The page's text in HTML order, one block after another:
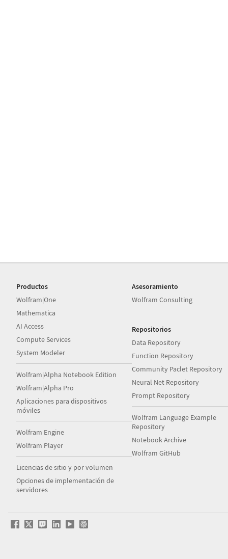
Productos
Wolfram|One
Mathematica
AI Access
Compute Services
System Modeler
Wolfram|Alpha Notebook Edition
Wolfram|Alpha Pro
Aplicaciones para dispositivos
móviles
Wolfram Engine
Wolfram Player
Licencias de sitio y por volumen
Opciones de implementación de
servidores
Asesoramiento
Wolfram Consulting
Repositorios
Data Repository
Function Repository
Community Paclet Repository
Neural Net Repository
Prompt Repository
Wolfram Language Example
Repository
Notebook Archive
Wolfram GitHub